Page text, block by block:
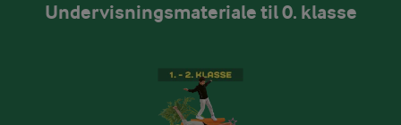
Undervisningsmateriale til 0. klasse